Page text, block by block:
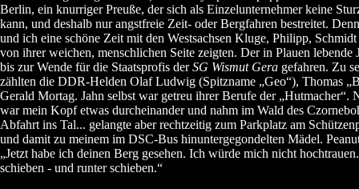
Berlin, ein knurriger Preuße, der sich als Einzelunternehmer keine
kann, und deshalb nur angstfreie Zeit- oder Bergfahren bestreitet.
und ich eine schöne Zeit mit den Westsachsen Kluge, Philipp,
von ihrer weichen, menschlichen Seite zeigten. Der in Plauen lebende
bis zur Wende für die Staatsprofis derSG Wismut Gera gefahren. Zu
zählten die DDR-Helden Olaf Ludwig (Spitzname „Geo“), Thomas
Gerald Mortag. Jahn selbst war getreu ihrer Berufe der „Hutmacher“.
war mein Kopf etwas durcheinander und nahm im Wald des
Abfahrt ins Tal... gelangte aber rechtzeitig zum Parkplatz am
und damit zu meinem im DSC-Bus hinuntergegondelten Mädel.
„Jetzt habe ich deinen Berg gesehen. Ich würde mich nicht
schieben - und runter schieben.“